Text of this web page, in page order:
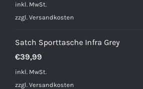
inkl. MwSt.
zzgl. Versandkosten
Satch Sporttasche Infra Grey
€39,99
inkl. MwSt.
zzgl. Versandkosten